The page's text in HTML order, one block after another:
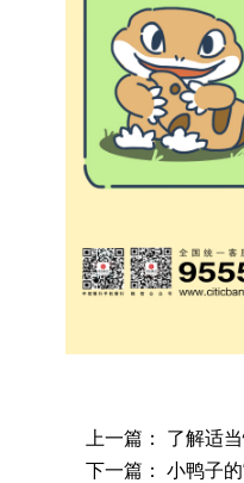
上一篇： 了解适
下一篇： 小鸭子的